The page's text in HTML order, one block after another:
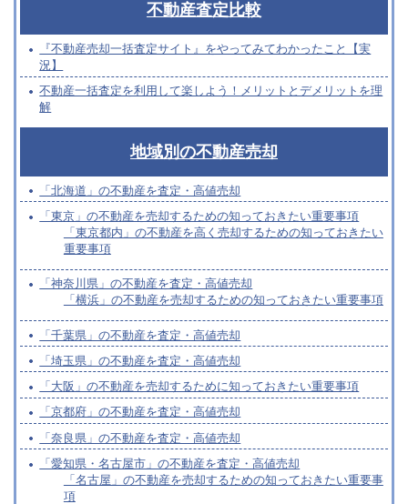
不動産査定比較
『不動産売却一括査定サイト』をやってみてわかったこと【実
況】
不動産一括査定を利用して楽しよう！メリットとデメリットを理
解
地域別の不動産売却
「北海道」の不動産を査定・高値売却
「東京」の不動産を売却するための知っておきたい重要事項
「東京都内」の不動産を高く売却するための知っておきたい
重要事項
「神奈川県」の不動産を査定・高値売却
「横浜」の不動産を売却するための知っておきたい重要事項
「千葉県」の不動産を査定・高値売却
「埼玉県」の不動産を査定・高値売却
「大阪」の不動産を売却するために知っておきたい重要事項
「京都府」の不動産を査定・高値売却
「奈良県」の不動産を査定・高値売却
「愛知県・名古屋市」の不動産を査定・高値売却
「名古屋」の不動産を売却するための知っておきたい重要事
項